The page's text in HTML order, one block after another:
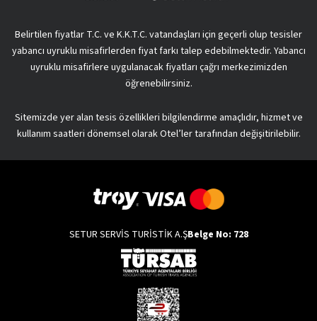
Belirtilen fiyatlar T.C. ve K.K.T.C. vatandaşları için geçerli olup tesisler
yabancı uyruklu misafirlerden fiyat farkı talep edebilmektedir. Yabancı
uyruklu misafirlere uygulanacak fiyatları çağrı merkezimizden
öğrenebilirsiniz.
Sitemizde yer alan tesis özellikleri bilgilendirme amaçlıdır, hizmet ve
kullanım saatleri dönemsel olarak Otel’ler tarafından değişitirilebilir.
SETUR SERVİS TURİSTİK A.ŞBelge No: 728